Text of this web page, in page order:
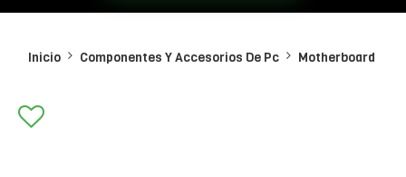
Inicio Componentes Y Accesorios De Pc Motherboard